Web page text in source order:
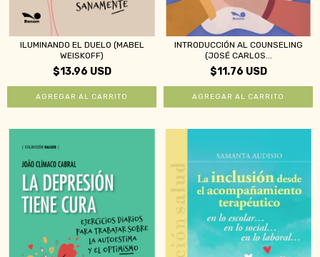
ILUMINANDO EL DUELO (MABEL
WEISKOFF)
$13.96 USD
INTRODUCCIÓN AL COUNSELING
(JOSÉ CARLOS...
$11.76 USD